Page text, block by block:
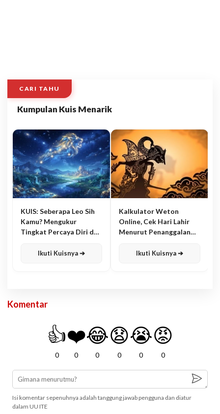
CARI TAHU
Kumpulan Kuis Menarik
KUIS: Seberapa Leo Sih
Kamu? Mengukur
Tingkat Percaya Diri dan
Ikuti Kuisnya ➔
Kalkulator Weton
Online, Cek Hari Lahir
Menurut Penanggalan
Ikuti Kuisnya ➔
Komentar
👍
0
❤️
0
😂
0
😧
0
😭
0
😡
0
Isi komentar sepenuhnya adalah tanggung jawab pengguna dan diatur
dalam UU ITE